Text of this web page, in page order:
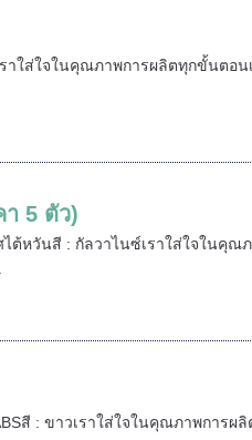
ราใส่ใจในคุณภาพการผลิตทุกขั้นตอ
5 ตัว)
ไต้หวันสี : กัลวาไนซ์เราใส่ใจในคุ
สี : ขาวเราใส่ใจในคุณภาพการผ